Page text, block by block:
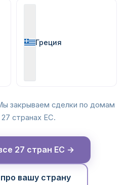
Греция
закрываем сделки по домам
странах ЕС.
27 стран ЕС →
вашу страну